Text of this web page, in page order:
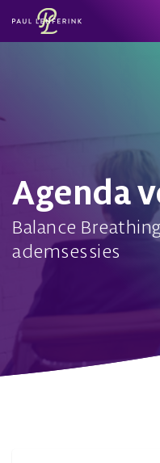
Agenda
Balance
ademsessies